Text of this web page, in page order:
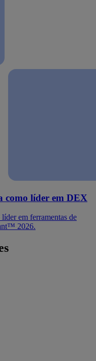
como líder em DEX
em ferramentas de
2026.